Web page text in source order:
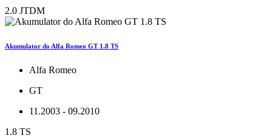
2.0 JTDM
Akumulator do Alfa Romeo GT 1.8 TS
Alfa Romeo
GT
11.2003 - 09.2010
1.8 TS